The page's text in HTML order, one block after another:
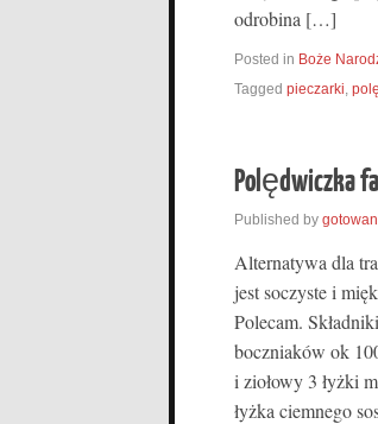
odrobina […]
Posted in Boże
Tagged pieczarki
Polędwiczka
Published by
Alternatywa dla
jest soczyste i
Polecam.
boczniaków ok
i ziołowy 3 łyżki
łyżka ciemnego